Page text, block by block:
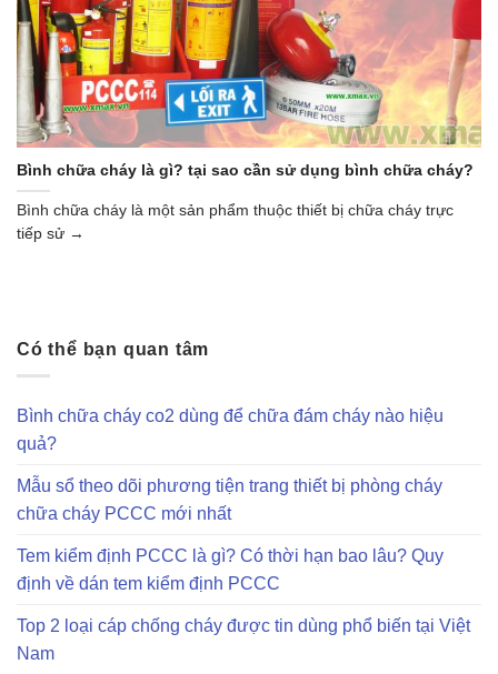
Bình chữa cháy là gì? tại sao cần sử dụng bình chữa cháy?
Bình chữa cháy là một sản phẩm thuộc thiết bị chữa cháy trực
tiếp sử →
Có thể bạn quan tâm
Bình chữa cháy co2 dùng để chữa đám cháy nào hiệu
quả?
Mẫu sổ theo dõi phương tiện trang thiết bị phòng cháy
chữa cháy PCCC mới nhất
Tem kiểm định PCCC là gì? Có thời hạn bao lâu? Quy
định về dán tem kiểm định PCCC
Top 2 loại cáp chống cháy được tin dùng phổ biến tại Việt
Nam